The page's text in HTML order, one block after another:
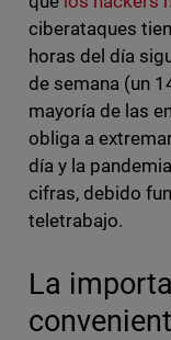
ciberataques
horas del día
de semana (un
mayoría de las
obliga a
día y la
cifras, debido
teletrabajo.
La